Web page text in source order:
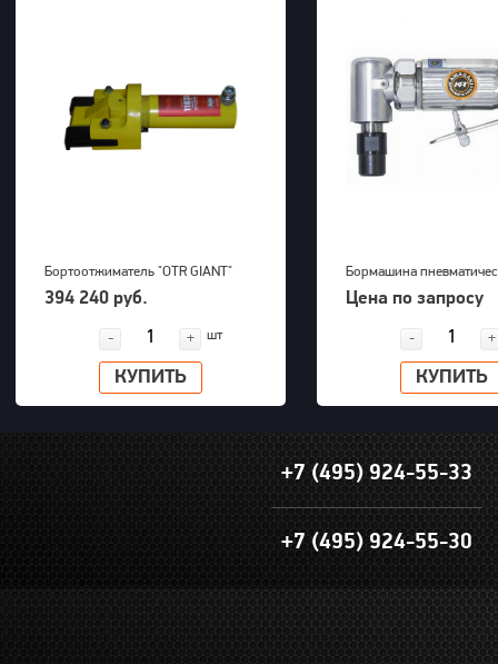
Бортоотжиматель "OTR GIANT"
(39-63") для 5-ти составных
394 240 руб.
- + шт
КУПИТЬ
Бормашина
Kawasaki KPT-26DGBS
Цена по запросу
- +
КУПИТЬ
+7 (495) 924-55-33
+7 (495) 924-55-30